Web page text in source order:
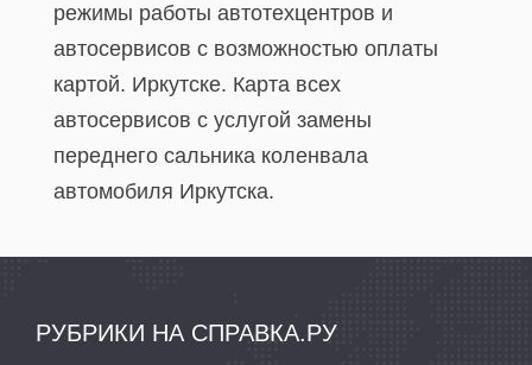
режимы работы автотехцентров и
автосервисов с возможностью оплаты
картой. Иркутске. Карта всех
автосервисов c услугой замены
переднего сальника коленвала
автомобиля Иркутска.
РУБРИКИ НА СПРАВКА.РУ